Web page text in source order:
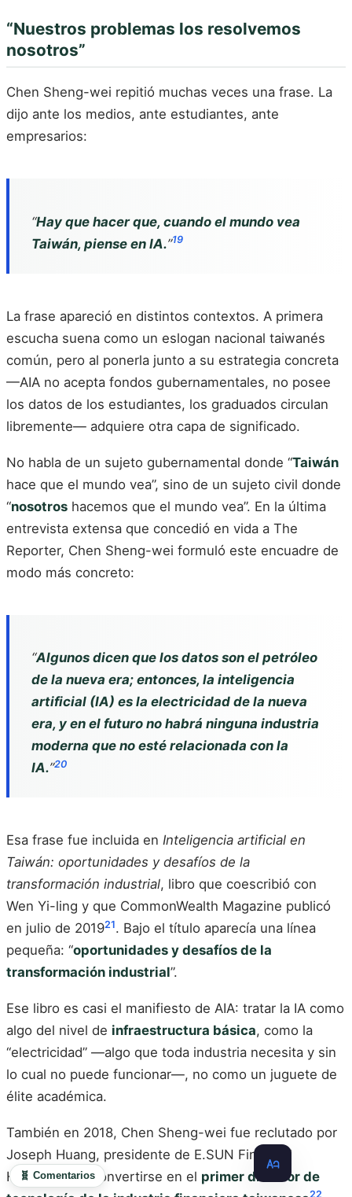
“Nuestros problemas los resolvemos
nosotros”
Chen Sheng-wei repitió muchas veces una frase. La
dijo ante los medios, ante estudiantes, ante
empresarios:
“Hay que hacer que, cuando el mundo vea
Taiwán, piense en IA.”19
La frase apareció en distintos contextos. A primera
escucha suena como un eslogan nacional taiwanés
común, pero al ponerla junto a su estrategia concreta
—AIA no acepta fondos gubernamentales, no posee
los datos de los estudiantes, los graduados circulan
libremente— adquiere otra capa de significado.
No habla de un sujeto gubernamental donde “Taiwán
hace que el mundo vea”, sino de un sujeto civil donde
“nosotros hacemos que el mundo vea”. En la última
entrevista extensa que concedió en vida a The
Reporter, Chen Sheng-wei formuló este encuadre de
modo más concreto:
“Algunos dicen que los datos son el petróleo
de la nueva era; entonces, la inteligencia
artificial (IA) es la electricidad de la nueva
era, y en el futuro no habrá ninguna industria
moderna que no esté relacionada con la
IA.”20
Esa frase fue incluida en Inteligencia artificial en
Taiwán: oportunidades y desafíos de la
transformación industrial, libro que coescribió con
Wen Yi-ling y que CommonWealth Magazine publicó
en julio de 201921. Bajo el título aparecía una línea
pequeña: “oportunidades y desafíos de la
transformación industrial”.
Ese libro es casi el manifiesto de AIA: tratar la IA como
algo del nivel de infraestructura básica, como la
“electricidad” —algo que toda industria necesita y sin
lo cual no puede funcionar—, no como un juguete de
élite académica.
También en 2018, Chen Sheng-wei fue reclutado por
Joseph Huang, presidente de E.SUN Financial
Holding, para convertirse en el primer director de
22
🧬 Comentarios